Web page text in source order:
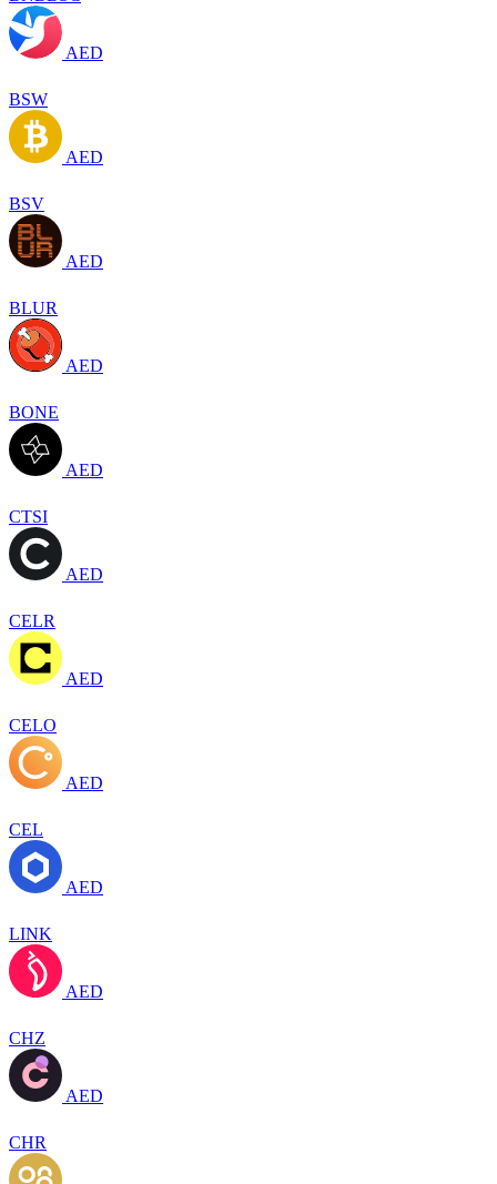
AED
BSW
AED
BSV
AED
BLUR
AED
BONE
AED
CTSI
AED
CELR
AED
CELO
AED
CEL
AED
LINK
AED
CHZ
AED
CHR